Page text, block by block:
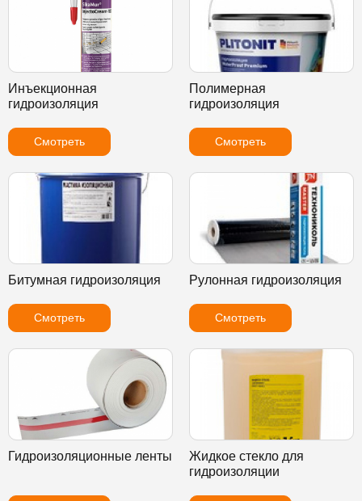
Инъекционная
гидроизоляция
Смотреть
Полимерная
гидроизоляция
Смотреть
Битумная гидроизоляция
Смотреть
Рулонная гидроизоляция
Смотреть
Гидроизоляционные ленты
Жидкое стекло для
гидроизоляции